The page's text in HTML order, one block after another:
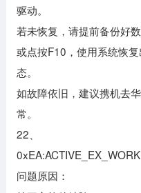
驱动。
若未恢复，请提前备份好
或点按F10，使用系统恢
态。
如故障依旧，建议携机去
常。
22、
问题原因：